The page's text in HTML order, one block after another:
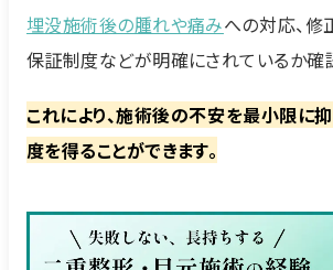
埋没施術後の腫れや痛みへの対応、
保証制度などが明確にされているか確認
これにより、施術後の不安を最小限に
度を得ることができます。